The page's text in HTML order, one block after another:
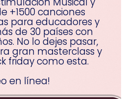
+1500 canciones
para educadores y
de 30 países con
No lo dejes pasar,
gran masterclass y
friday como esta.
en línea!